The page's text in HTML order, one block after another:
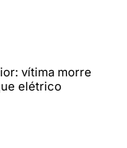
vítima morre
elétrico